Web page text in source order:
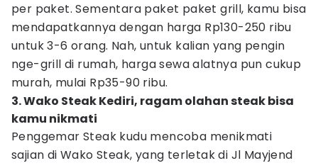
per paket. Sementara paket paket grill, kamu bisa
mendapatkannya dengan harga Rp130-250 ribu
untuk 3-6 orang. Nah, untuk kalian yang pengin
nge-grill di rumah, harga sewa alatnya pun cukup
murah, mulai Rp35-90 ribu.
3. Wako Steak Kediri, ragam olahan steak bisa
kamu nikmati
Penggemar Steak kudu mencoba menikmati
sajian di Wako Steak, yang terletak di Jl Mayjend